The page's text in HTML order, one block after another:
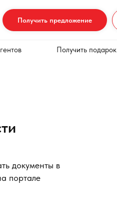
Получить предложение
Получить подарок
документы в
портале